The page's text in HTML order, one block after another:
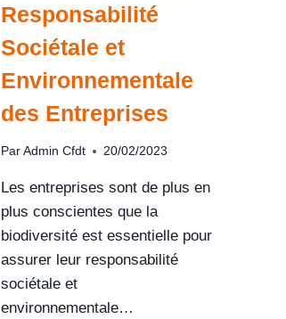
Responsabilité
Sociétale et
Environnementale
des Entreprises
Par Admin Cfdt 20/02/2023
Les entreprises sont de plus en
plus conscientes que la
biodiversité est essentielle pour
assurer leur responsabilité
sociétale et
environnementale…